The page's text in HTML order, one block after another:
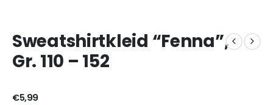
Sweatshirtkleid “Fenna”,
Gr. 110 – 152
€5,99